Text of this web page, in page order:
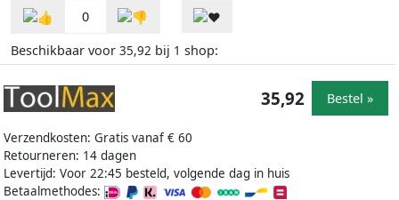
0
Beschikbaar voor 35,92 bij 1 shop:
Verzendkosten: Gratis vanaf € 60
Retourneren: 14 dagen
Levertijd: Voor 22:45 besteld, volgende dag in huis
Betaalmethodes:
35,92 Bestel »